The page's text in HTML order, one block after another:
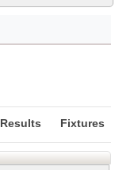
Results Fixtures